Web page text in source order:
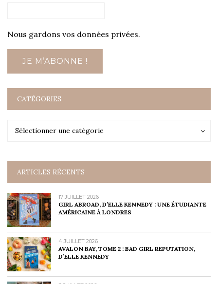
Nous gardons vos données privées.
CATÉGORIES
Sélectionner une catégorie
Catégories
ARTICLES RÉCENTS
17 JUILLET 2026
GIRL ABROAD, D’ELLE KENNEDY : UNE ÉTUDIANTE
AMÉRICAINE À LONDRES
4 JUILLET 2026
AVALON BAY, TOME 2 : BAD GIRL REPUTATION,
D’ELLE KENNEDY